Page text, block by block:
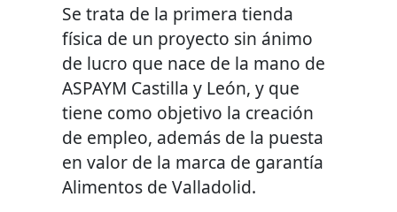
Se trata de la primera tienda
física de un proyecto sin ánimo
de lucro que nace de la mano de
ASPAYM Castilla y León, y que
tiene como objetivo la creación
de empleo, además de la puesta
en valor de la marca de garantía
Alimentos de Valladolid.